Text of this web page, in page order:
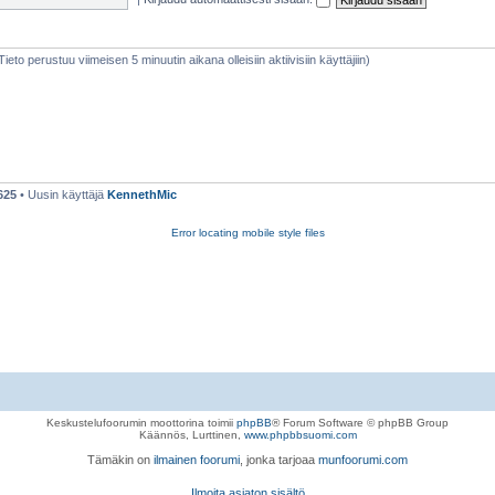
perustuu viimeisen 5 minuutin aikana olleisiin aktiivisiin käyttäjiin)
• Uusin käyttäjä KennethMic
Error locating mobile style files
Keskustelufoorumin moottorina toimii phpBB® Forum Software © phpBB Group
Käännös, Lurttinen, www.phpbbsuomi.com
Tämäkin on ilmainen foorumi , jonka tarjoaa munfoorumi.com